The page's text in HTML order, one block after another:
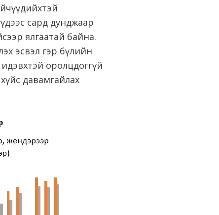
сард дунджаар
ялгаатай байна.
эсвэл гэр бүлийн
оролцдоггүй
давамгайлах